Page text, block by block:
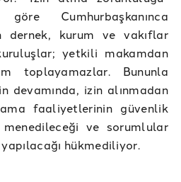
Cumhurbaşkanınca
dernek, kurum ve vakıflar
yetkili makamdan
toplayamazlar. Bununla
izin alınmadan
faaliyetlerinin güvenlik
ve sorumlular
hükmediliyor.